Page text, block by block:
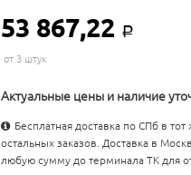
53 867,22 Р
от 3 штук
Актуальные цены и наличие
Бесплатная доставка по СПб в
остальных заказов. Доставка в
любую сумму до терминала ТК для